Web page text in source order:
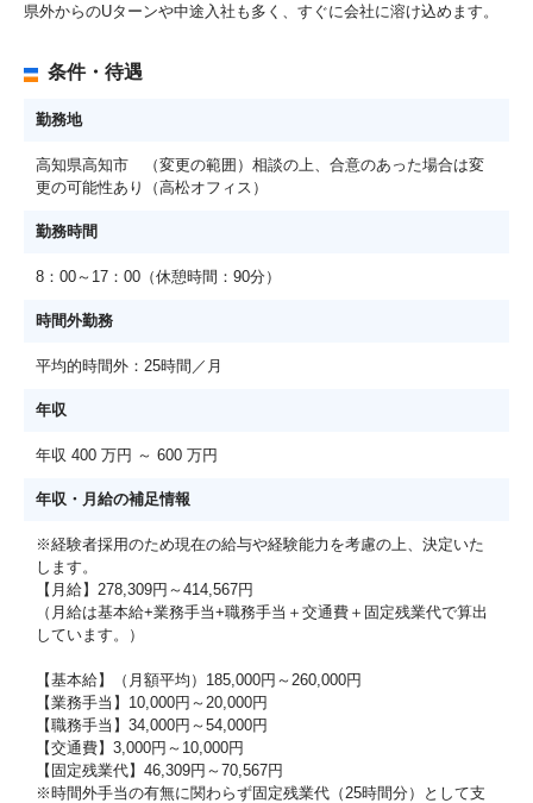
県外からのUターンや中途入社も多く、すぐに会社に溶け込めます。
条件・待遇
勤務地
高知県高知市 （変更の範囲）相談の上、合意のあった場合は変
更の可能性あり（高松オフィス）
勤務時間
8：00～17：00（休憩時間：90分）
時間外勤務
平均的時間外：25時間／月
年収
年収 400 万円 ～ 600 万円
年収・月給の補足情報
※経験者採用のため現在の給与や経験能力を考慮の上、決定いた
します。
【月給】278,309円～414,567円
（月給は基本給+業務手当+職務手当＋交通費＋固定残業代で算出
しています。）
【基本給】（月額平均）185,000円～260,000円
【業務手当】10,000円～20,000円
【職務手当】34,000円～54,000円
【交通費】3,000円～10,000円
【固定残業代】46,309円～70,567円
※時間外手当の有無に関わらず固定残業代（25時間分）として支